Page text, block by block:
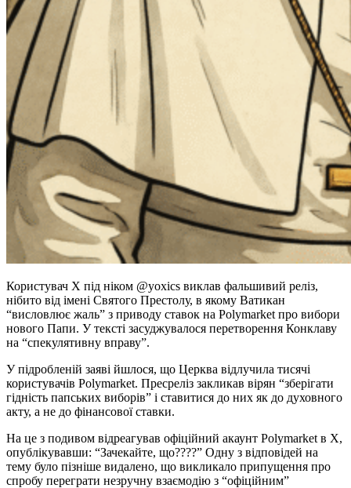
Користувач X під ніком @yoxics виклав фальшивий реліз,
нібито від імені Святого Престолу, в якому Ватикан
“висловлює жаль” з приводу ставок на Polymarket про вибори
нового Папи. У тексті засуджувалося перетворення Конклаву
на “спекулятивну вправу”.
У підробленій заяві йшлося, що Церква відлучила тисячі
користувачів Polymarket. Пресреліз закликав вірян “зберігати
гідність папських виборів” і ставитися до них як до духовного
акту, а не до фінансової ставки.
На це з подивом відреагував офіційний акаунт Polymarket в X,
опублікувавши: “Зачекайте, що????” Одну з відповідей на
тему було пізніше видалено, що викликало припущення про
спробу переграти незручну взаємодію з “офіційним”